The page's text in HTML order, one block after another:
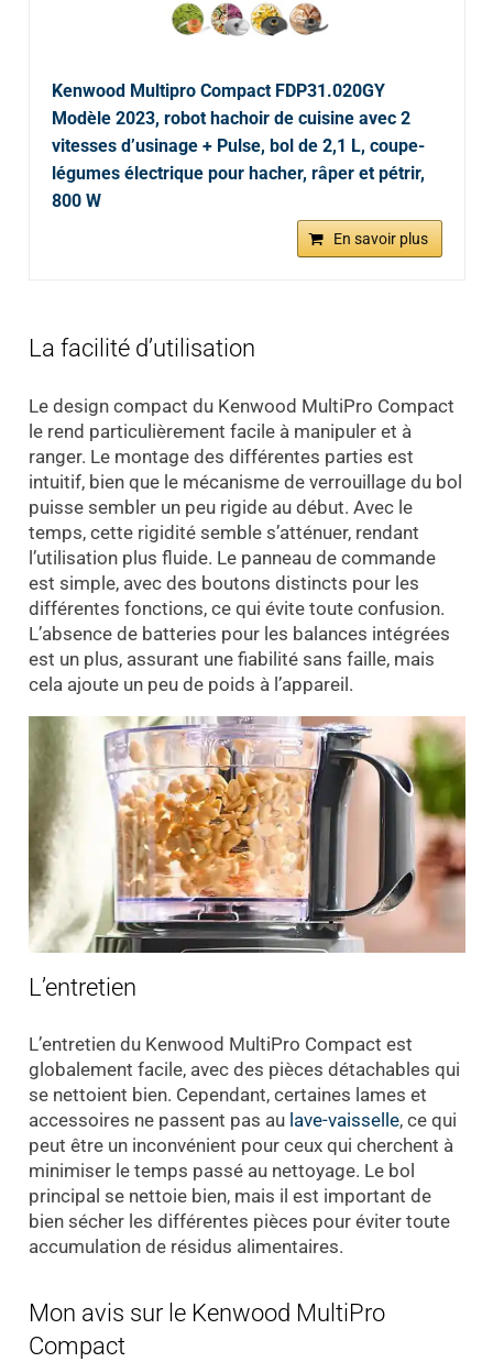
Kenwood Multipro Compact FDP31.020GY
Modèle 2023, robot hachoir de cuisine avec 2
vitesses d’usinage + Pulse, bol de 2,1 L, coupe-
légumes électrique pour hacher, râper et pétrir,
800 W
En savoir plus
La facilité d’utilisation
Le design compact du Kenwood MultiPro Compact
le rend particulièrement facile à manipuler et à
ranger. Le montage des différentes parties est
intuitif, bien que le mécanisme de verrouillage du bol
puisse sembler un peu rigide au début. Avec le
temps, cette rigidité semble s’atténuer, rendant
l’utilisation plus fluide. Le panneau de commande
est simple, avec des boutons distincts pour les
différentes fonctions, ce qui évite toute confusion.
L’absence de batteries pour les balances intégrées
est un plus, assurant une fiabilité sans faille, mais
cela ajoute un peu de poids à l’appareil.
L’entretien
L’entretien du Kenwood MultiPro Compact est
globalement facile, avec des pièces détachables qui
se nettoient bien. Cependant, certaines lames et
accessoires ne passent pas au lave-vaisselle, ce qui
peut être un inconvénient pour ceux qui cherchent à
minimiser le temps passé au nettoyage. Le bol
principal se nettoie bien, mais il est important de
bien sécher les différentes pièces pour éviter toute
accumulation de résidus alimentaires.
Mon avis sur le Kenwood MultiPro
Compact